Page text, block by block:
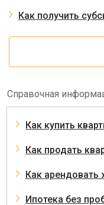
Как получить
Справочная
Как купить
Как продать
Как арендовать
Ипотека без